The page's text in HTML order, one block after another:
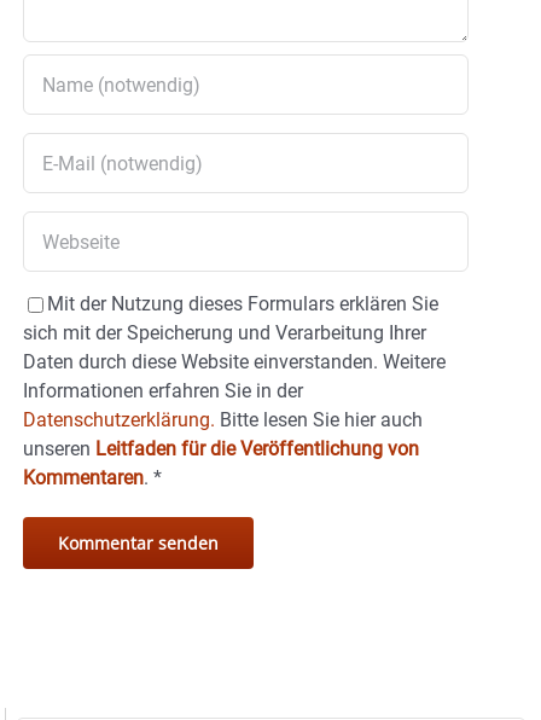
Mit der Nutzung dieses Formulars erklären Sie
sich mit der Speicherung und Verarbeitung Ihrer
Daten durch diese Website einverstanden. Weitere
Informationen erfahren Sie in der
Datenschutzerklärung. Bitte lesen Sie hier auch
unseren Leitfaden für die Veröffentlichung von
Kommentaren. *